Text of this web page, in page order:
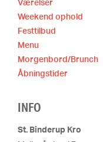
Værelser
Weekend ophold
Festtilbud
Menu
Morgenbord/Brunch
Åbningstider
INFO
St. Binderup Kro